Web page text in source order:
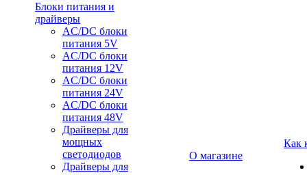
Блоки питания и
драйверы
AC/DC блоки
питания 5V
AC/DC блоки
питания 12V
AC/DC блоки
питания 24V
AC/DC блоки
питания 48V
Драйверы для
мощных
светодиодов
Драйверы для
О магазине
Как